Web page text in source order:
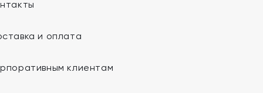
и оплата
клиентам